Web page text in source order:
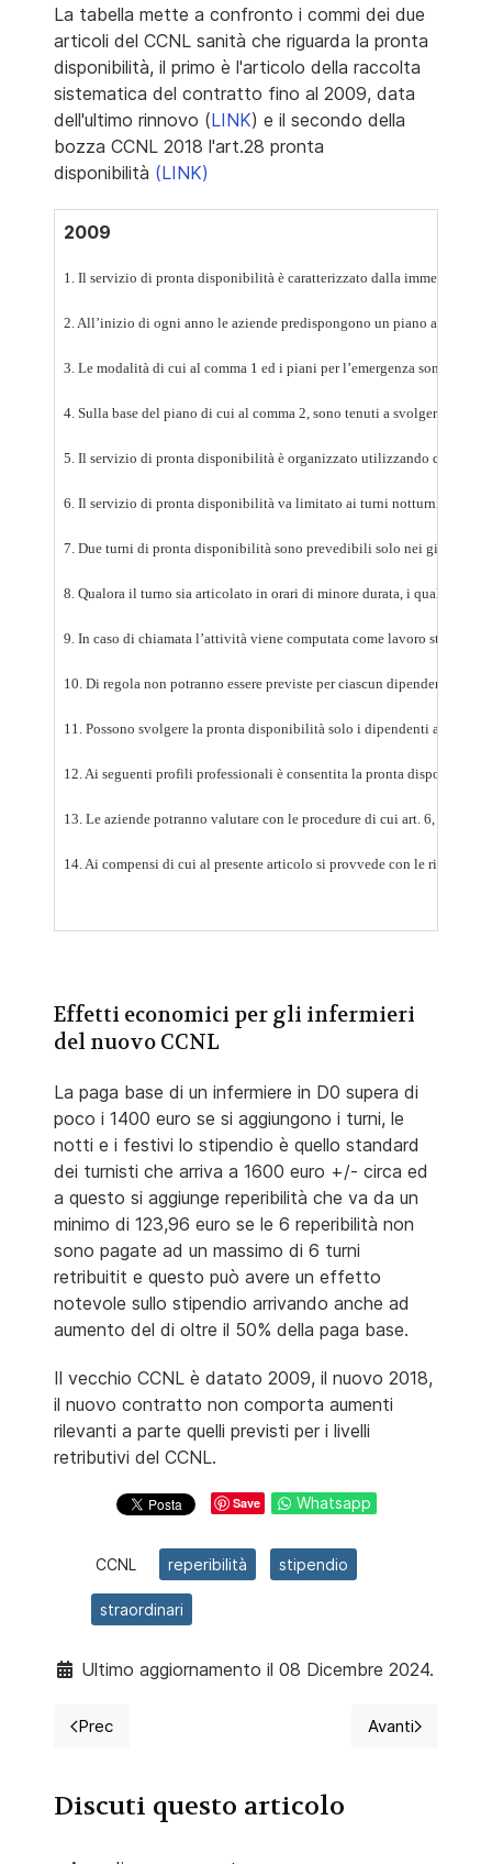
La tabella mette a confronto i commi dei due
articoli del CCNL sanità che riguarda la pronta
disponibilità, il primo è l'articolo della raccolta
sistematica del contratto fino al 2009, data
dell'ultimo rinnovo (LINK) e il secondo della
bozza CCNL 2018 l'art.28 pronta
disponibilità (LINK)
2009
1. Il servizio di pronta disponibilità è caratterizzato dalla immediata
2. All’inizio di ogni anno le aziende predispongono un piano annuale
3. Le modalità di cui al comma 1 ed i piani per l’emergenza sono
4. Sulla base del piano di cui al comma 2, sono tenuti a svolgere il
5. Il servizio di pronta disponibilità è organizzato utilizzando di norma
6. Il servizio di pronta disponibilità va limitato ai turni notturni ed ai
7. Due turni di pronta disponibilità sono prevedibili solo nei giorni
8. Qualora il turno sia articolato in orari di minore durata, i quali,
9. In caso di chiamata l’attività viene computata come lavoro
10. Di regola non potranno essere previste per ciascun dipendente più
11. Possono svolgere la pronta disponibilità solo i dipendenti addetti
12. Ai seguenti profili professionali è consentita la pronta
13. Le aziende potranno valutare con le procedure di cui art. 6, comma
14. Ai compensi di cui al presente articolo si provvede con le risorse
Effetti economici per gli infermieri
del nuovo CCNL
La paga base di un infermiere in D0 supera di
poco i 1400 euro se si aggiungono i turni, le
notti e i festivi lo stipendio è quello standard
dei turnisti che arriva a 1600 euro +/- circa ed
a questo si aggiunge reperibilità che va da un
minimo di 123,96 euro se le 6 reperibilità non
sono pagate ad un massimo di 6 turni
retribuitit e questo può avere un effetto
notevole sullo stipendio arrivando anche ad
aumento del di oltre il 50% della paga base.
Il vecchio CCNL è datato 2009, il nuovo 2018,
il nuovo contratto non comporta aumenti
rilevanti a parte quelli previsti per i livelli
retributivi del CCNL.
Save Whatsapp
CCNL reperibilità stipendio
straordinari
Ultimo aggiornamento il 08 Dicembre 2024.
Articolo precedente: CCNL Sanità: Ferie e riposi
Prec Articolo
Avanti
Discuti questo articolo